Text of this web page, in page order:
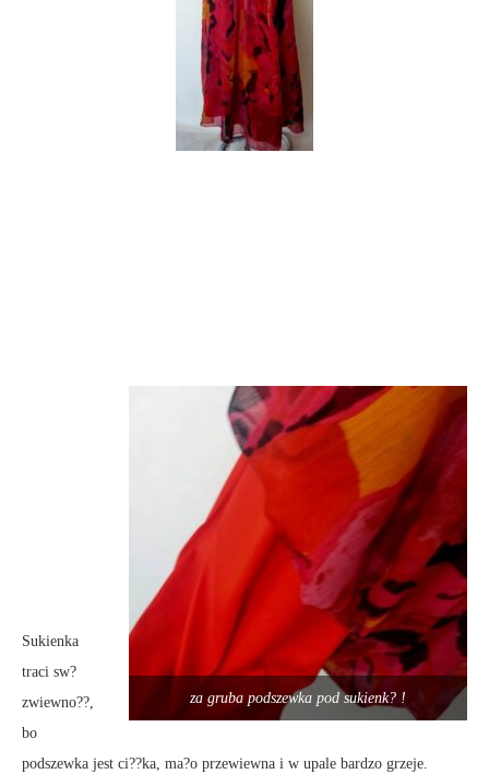
za gruba podszewka pod sukienk? !
Sukienka
traci sw?
zwiewno??,
bo
podszewka jest ci??ka, ma?o przewiewna i w upale bardzo grzeje.